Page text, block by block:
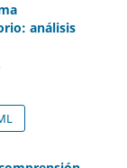
análisis